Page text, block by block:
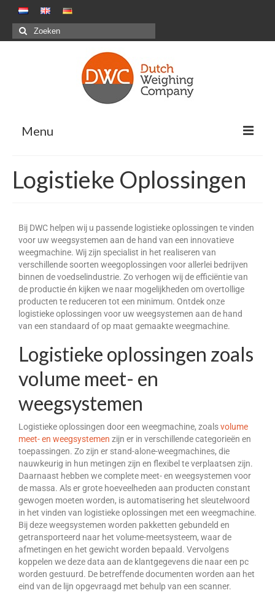
Menu
Positieve weegsystemen – Pakstations G&F
Combinatiewegen
Maatwerkprojecten
DWC-CS – Telsysteem
Weegsystemen
DWC5.10 – Negatief wegen
Semi-automatische weeglijn
Complete weeglijnen
Accessoires & Maatwerk
Software
Atlantic Logic
Cloud Software – Panorama
Over DWC
Nieuws
Logistieke Oplossingen
Bij DWC helpen wij u passende logistieke oplossingen te vinden
voor uw weegsystemen aan de hand van een innovatieve
weegmachine. Wij zijn specialist in het realiseren van
verschillende soorten weegoplossingen voor allerlei bedrijven
binnen de voedselindustrie. Zo verhogen wij de efficiëntie van
de productie én kijken we naar mogelijkheden om overtollige
producten te reduceren tot een minimum. Ontdek onze
logistieke oplossingen voor uw weegsystemen aan de hand
van een standaard of op maat gemaakte weegmachine.
Logistieke oplossingen zoals
volume meet- en
weegsystemen
Logistieke oplossingen door een weegmachine, zoalsvolume
meet- en weegsystemen zijn er in verschillende categorieën en
toepassingen. Zo zijn er stand-alone-weegmachines, die
nauwkeurig in hun metingen zijn en flexibel te verplaatsen zijn.
Daarnaast hebben we complete meet- en weegsystemen voor
de massa. Als er grote hoeveelheden aan producten constant
gewogen moeten worden, is automatisering het sleutelwoord
in het vinden van logistieke oplossingen met een weegmachine.
Bij deze weegsystemen worden pakketten gebundeld en
getransporteerd naar het volume-meetsysteem, waar de
afmetingen en het gewicht worden bepaald. Vervolgens
koppelen we deze data aan de klantgegevens die naar een pc
worden gestuurd. De betreffende documenten worden aan het
eind van de lijn opgevraagd met behulp van een scanner.